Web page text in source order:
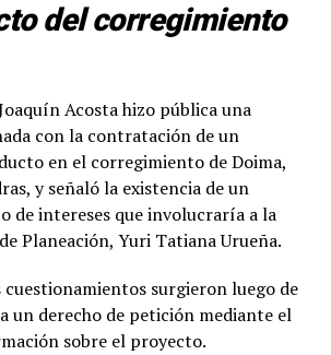
del corregimiento
Acosta hizo pública una
con la contratación de un
en el corregimiento de Doima,
y señaló la existencia de un
de intereses que involucraría a la
Planeación, Yuri Tatiana Urueña.
cuestionamientos surgieron luego de
un derecho de petición mediante el
sobre el proyecto.